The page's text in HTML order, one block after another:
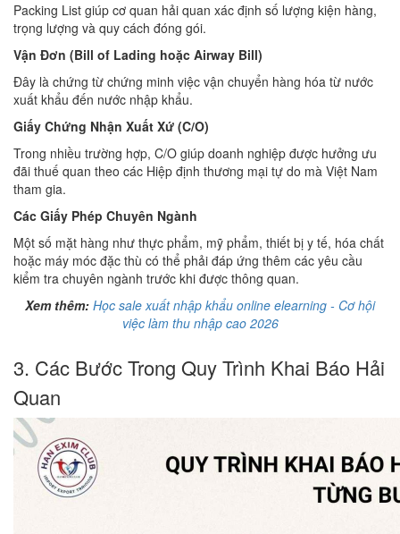
Packing List giúp cơ quan hải quan xác định số lượng kiện hàng,
trọng lượng và quy cách đóng gói.
Vận Đơn (Bill of Lading hoặc Airway Bill)
Đây là chứng từ chứng minh việc vận chuyển hàng hóa từ nước
xuất khẩu đến nước nhập khẩu.
Giấy Chứng Nhận Xuất Xứ (C/O)
Trong nhiều trường hợp, C/O giúp doanh nghiệp được hưởng ưu
đãi thuế quan theo các Hiệp định thương mại tự do mà Việt Nam
tham gia.
Các Giấy Phép Chuyên Ngành
Một số mặt hàng như thực phẩm, mỹ phẩm, thiết bị y tế, hóa chất
hoặc máy móc đặc thù có thể phải đáp ứng thêm các yêu cầu
kiểm tra chuyên ngành trước khi được thông quan.
Xem thêm: Học sale xuất nhập khẩu online elearning - Cơ hội
việc làm thu nhập cao 2026
3. Các Bước Trong Quy Trình Khai Báo Hải
Quan